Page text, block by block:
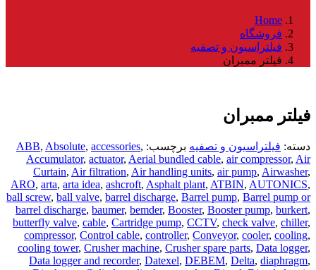
Home
فروشگاه
فیلتراسیون و تصفیه
فیلتر ممبران
فیلتر ممبران
دسته: فیلتراسیون و تصفیه برچسب: ABB, Absolute, accessories,
Accumulator, actuator, Aerial bundled cable, air compressor, Air
Curtain, Air filtration, Air handling units, air pump, Airwasher,
ARO, arta, arta idea, ashcroft, Asphalt plant, ATBIN, AUTONICS,
ball screw, ball valve, barrel discharge, Barrel pump, Barrel pump or
barrel discharge, baumer, bemder, Booster, Booster pump, burkert,
butterfly valve, cable, Cartridge pump, CCTV, check valve, chiller,
compressor, Control cable, controller, Conveyor, cooler, cooling,
cooling tower, Crusher machine, Crusher spare parts, Data logger,
Data logger and recorder, Datexel, DEBEM, Delta, diaphragm,